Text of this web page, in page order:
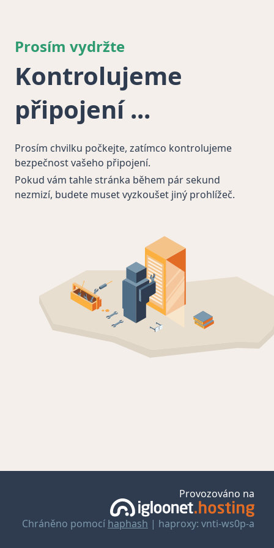
Prosím vydržte
Kontrolujeme
připojení
Prosím chvilku počkejte, zatímco kontrolujeme
bezpečnost vašeho připojení.
Pokud vám tahle stránka během pár sekund
nezmizí, budete muset vyzkoušet jiný prohlížeč.
Provozováno na
Chráněno pomocí haphash | haproxy: vnti-ws0p-a